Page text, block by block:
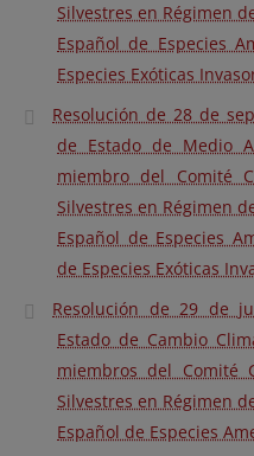
Silvestres en Régimen
Español de Especies
Especies Exóticas
Resolución de 28 de
de Estado de Medio
miembro del Comité
Silvestres en Régimen
Español de Especies
de Especies Exóticas
Resolución de 29 de
Estado de Cambio
miembros del Comité
Silvestres en Régimen
Español de Especies